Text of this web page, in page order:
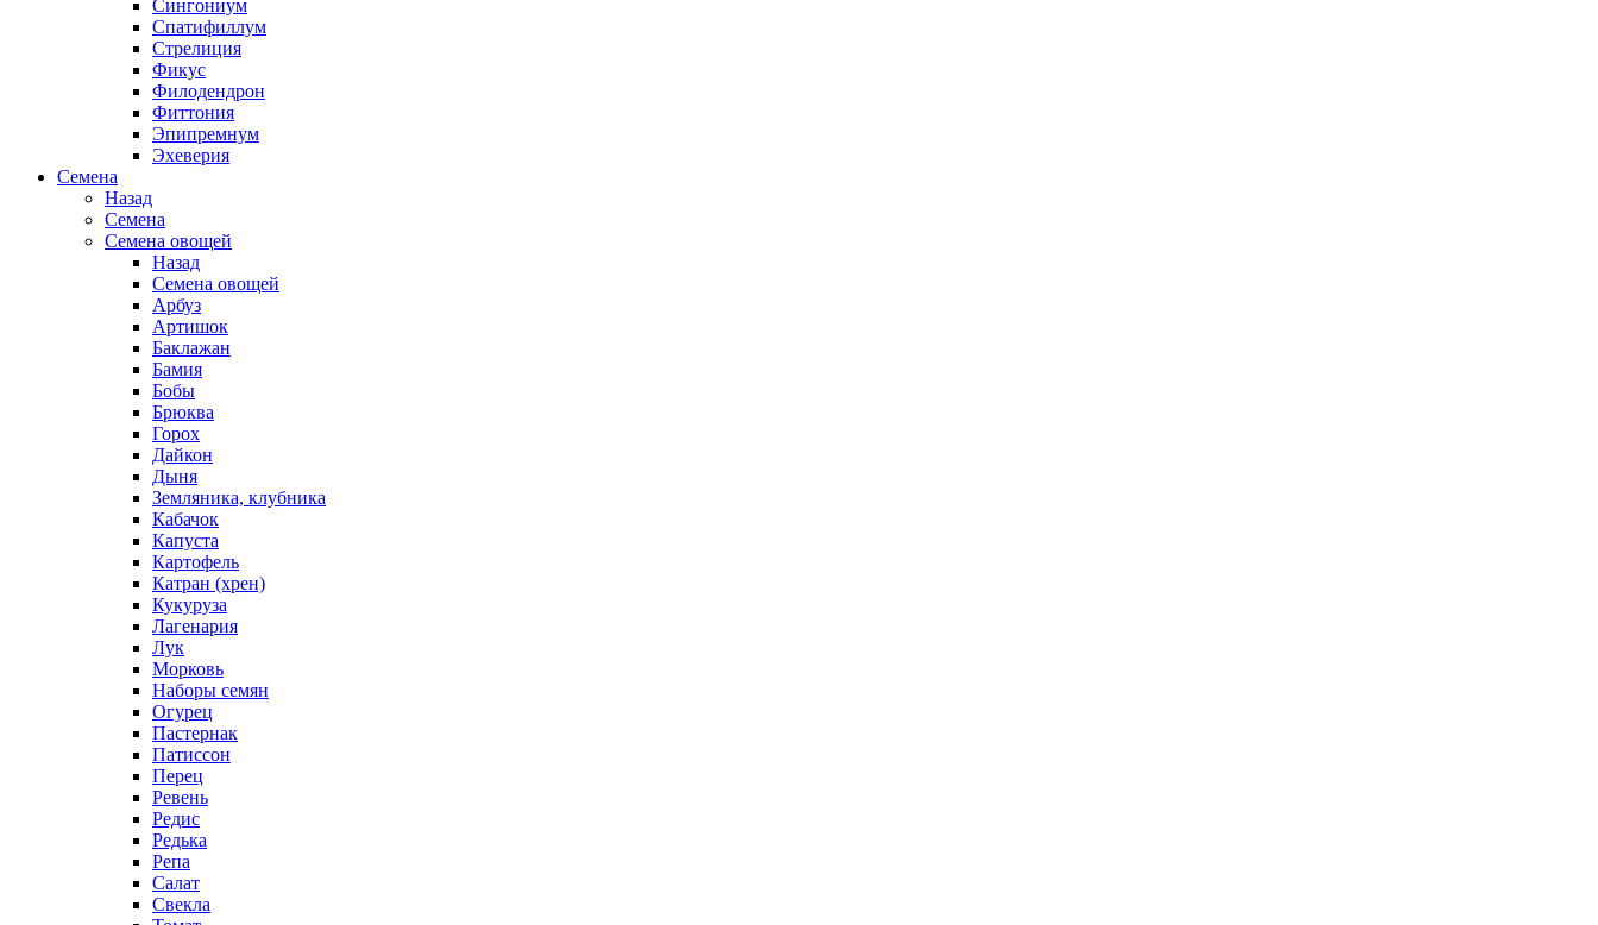
Сингониум
Спатифиллум
Стрелиция
Фикус
Филодендрон
Фиттония
Эпипремнум
Эхеверия
Семена
Назад
Семена
Семена овощей
Назад
Семена овощей
Арбуз
Артишок
Баклажан
Бамия
Бобы
Брюква
Горох
Дайкон
Дыня
Земляника, клубника
Кабачок
Капуста
Картофель
Катран (хрен)
Кукуруза
Лагенария
Лук
Морковь
Наборы семян
Огурец
Пастернак
Патиссон
Перец
Ревень
Редис
Редька
Репа
Салат
Свекла